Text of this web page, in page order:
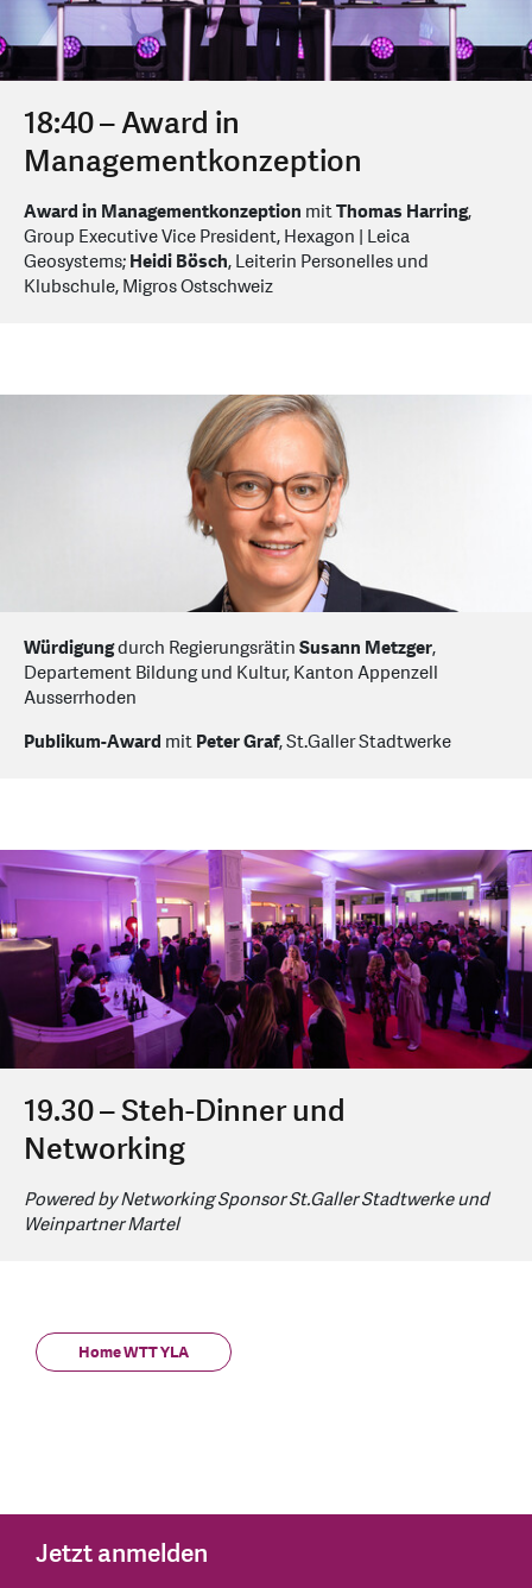
18:40 – Award in
Managementkonzeption
Award in Managementkonzeption mitThomas Harring,
Group Executive Vice President, Hexagon | Leica
Geosystems;Heidi Bösch, Leiterin Personelles und
Klubschule, Migros Ostschweiz
Würdigungdurch RegierungsrätinSusann Metzger,
Departement Bildung und Kultur, Kanton Appenzell
Ausserrhoden
Publikum-Award mitPeter Graf, St.Galler Stadtwerke
19.30 – Steh-Dinner und
Networking
Powered by Networking Sponsor St.Galler Stadtwerke und
Weinpartner Martel
Home WTT YLA
Jetzt anmelden